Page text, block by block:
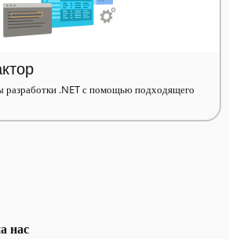
разработки .NET с помощью подходящего
нас